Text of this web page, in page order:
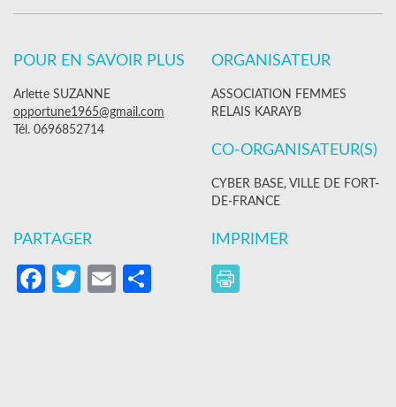
POUR EN SAVOIR PLUS
Arlette SUZANNE
opportune1965@gmail.com
Tél. 0696852714
ORGANISATEUR
ASSOCIATION FEMMES
RELAIS KARAYB
CO-ORGANISATEUR(S)
CYBER BASE, VILLE DE FORT-
DE-FRANCE
PARTAGER
Facebook
Twitter
EmailPartager
IMPRIMER